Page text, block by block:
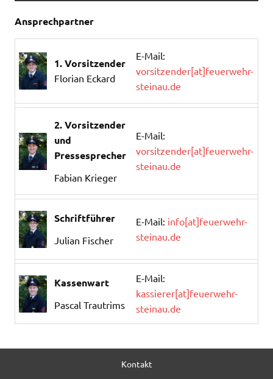
Ansprechpartner
1. Vorsitzender
Florian Eckard
E-Mail:
vorsitzender[at]feuerwehr-
steinau.de
2. Vorsitzender
und
Pressesprecher
Fabian Krieger
E-Mail:
vorsitzender[at]feuerwehr-
steinau.de
Schriftführer
Julian Fischer
E-Mail: info[at]feuerwehr-
steinau.de
Kassenwart
Pascal Trautrims
E-Mail:
kassierer[at]feuerwehr-
steinau.de
Kontakt